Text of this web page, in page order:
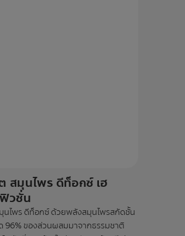
สมุนไพร ดีท็อกซ์ เฮ
วชั่น
นไพร ดีท็อกซ์ ด้วยพลังสมุนไพรสกัดชั้น
96% ของส่วนผสมมาจากธรรมชาติ